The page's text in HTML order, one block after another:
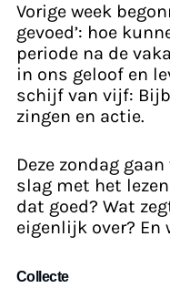
Vorige week
gevoed’: hoe
periode na de
in ons geloof en
schijf van vijf:
zingen en actie.
Deze zondag
slag met het
dat goed? Wat
eigenlijk over? En
Collecte